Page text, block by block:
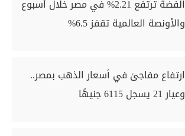
الفضة ترتفع 2.21% في مصر خلال أسبوع
والأونصة العالمية تقفز 6.5%
ارتفاع مفاجئ في أسعار الذهب بمصر..
وعيار 21 يسجل 6115 جنيهًا